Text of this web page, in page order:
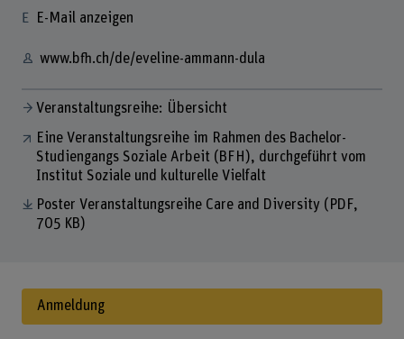
E-Mail anzeigen
www.bfh.ch/de/eveline-ammann-dula
Veranstaltungsreihe: Übersicht
Eine Veranstaltungsreihe im Rahmen des Bachelor-
Studiengangs Soziale Arbeit (BFH), durchgeführt vom
Institut Soziale und kulturelle Vielfalt
Poster Veranstaltungsreihe Care and Diversity (PDF,
705 KB)
Anmeldung